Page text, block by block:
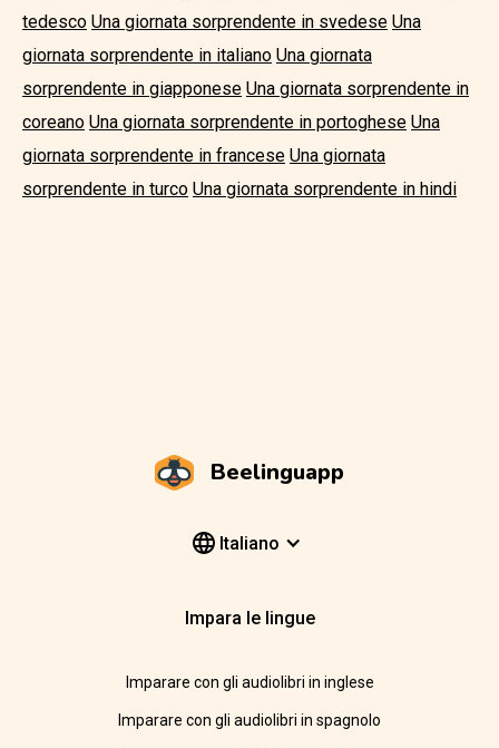
tedesco Una giornata sorprendente in svedese Una
giornata sorprendente in italiano Una giornata
sorprendente in giapponese Una giornata sorprendente in
coreano Una giornata sorprendente in portoghese Una
giornata sorprendente in francese Una giornata
sorprendente in turco Una giornata sorprendente in hindi
Beelinguapp
Italiano
Impara le lingue
Imparare con gli audiolibri in inglese
Imparare con gli audiolibri in spagnolo